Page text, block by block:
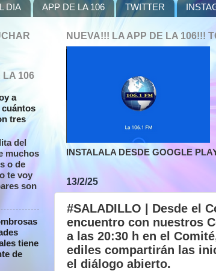
DIA APP DE LA 106 TWITTER
NUEVA!!! LA APP DE LA 106!!!
INSTALALA DESDE GOOGLE
13/2/25
#SALADILLO | Desde el
encuentro con nuestros
a las 20:30 h en el
ediles compartirán las
el diálogo abierto.
LA 106
a
cuántos
tres
del
muchos
o de
te voy
son
tiene
de